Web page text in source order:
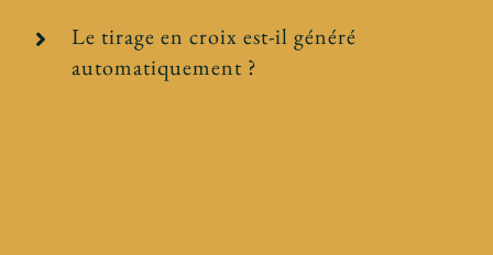
Le tirage en croix est-il généré
automatiquement ?